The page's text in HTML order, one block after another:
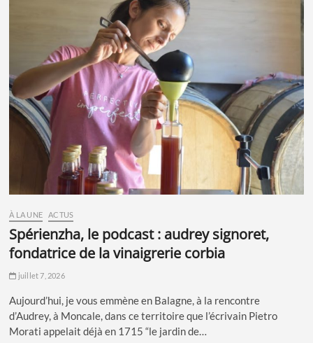
À LA UNE ACTUS
spérienzha, le podcast : audrey signoret,
fondatrice de la vinaigrerie corbia
juillet 7, 2026
Aujourd’hui, je vous emmène en Balagne, à la rencontre
d’Audrey, à Moncale, dans ce territoire que l’écrivain Pietro
Morati appelait déjà en 1715 “le jardin de…